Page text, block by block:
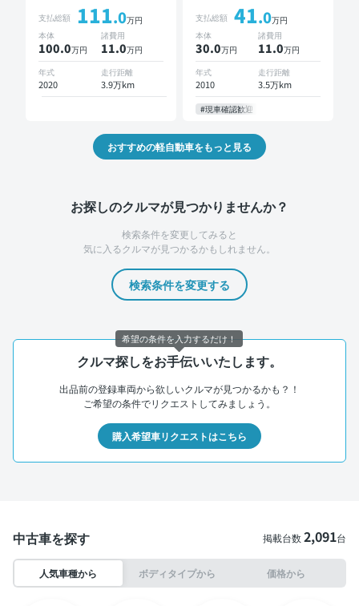
モニター ドライブレコ
ーダー
支払総額 111.0万円
本体
100.0万円
諸費用
11.0万円
年式
2020
走行距離
3.9万km
ートキー ETC
支払総額 41.0万円
本体
30.0万円
諸費用
11.0万円
年式
2010
走行距離
3.5万km
#現車確認歓迎
おすすめの軽自動車をもっと見る
お探しのクルマが見つかりませんか？
検索条件を変更してみると
気に入るクルマが見つかるかもしれません。
検索条件を変更する
クルマ探しをお手伝いいたします。
出品前の登録車両から欲しいクルマが見つかるかも？！
ご希望の条件でリクエストしてみましょう。
購入希望車リクエストはこちら
中古車を探す 掲載台数2,091台
人気車種から ボディタイプから 価格から
希望の条件を入力するだけ！